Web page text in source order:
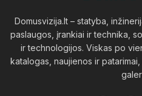
Domusvizija.lt – statyba,
paslaugos, įrankiai ir technika,
ir technologijos. Viskas po
katalogas, naujienos ir